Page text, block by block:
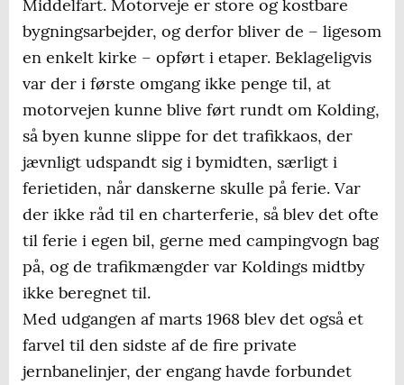
Middelfart. Motorveje er store og kostbare
bygningsarbejder, og derfor bliver de – ligesom
en enkelt kirke – opført i etaper. Beklageligvis
var der i første omgang ikke penge til, at
motorvejen kunne blive ført rundt om Kolding,
så byen kunne slippe for det trafikkaos, der
jævnligt udspandt sig i bymidten, særligt i
ferietiden, når danskerne skulle på ferie. Var
der ikke råd til en charterferie, så blev det ofte
til ferie i egen bil, gerne med campingvogn bag
på, og de trafikmængder var Koldings midtby
ikke beregnet til.
Med udgangen af marts 1968 blev det også et
farvel til den sidste af de fire private
jernbanelinjer, der engang havde forbundet